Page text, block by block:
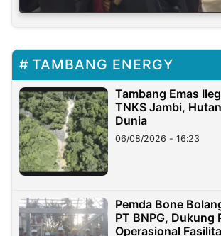
TAMBANG ENERGY
Tambang Emas
TNKS Jambi,
Dunia
06/08/2026 - 16:23
Pemda Bone
PT BNPG, Dukung
Operasional